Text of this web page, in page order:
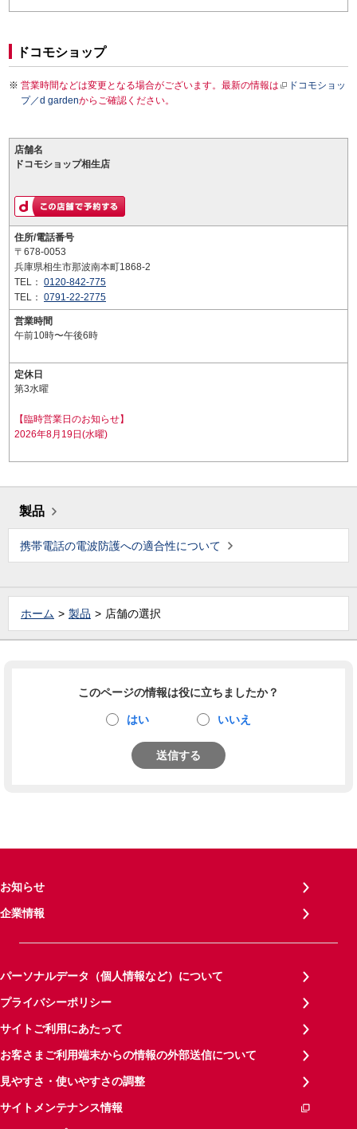
ドコモショップ
営業時間などは変更となる場合がございます。最新の情報は
ドコモショッ
プ／d gardenからご確認ください。
店舗名
ドコモショップ相生店
住所/電話番号
〒678-0053
兵庫県相生市那波南本町1868-2
TEL： 0120-842-775
TEL： 0791-22-2775
営業時間
午前10時〜午後6時
定休日
第3水曜
【臨時営業日のお知らせ】
2026年8月19日(水曜)
製品
携帯電話の電波防護への適合性について
ホーム 製品 店舗の選択
このページの情報は役に立ちましたか？
はい いいえ
送信する
お知らせ
企業情報
パーソナルデータ（個人情報など）について
プライバシーポリシー
サイトご利用にあたって
お客さまご利用端末からの情報の外部送信について
見やすさ・使いやすさの調整
サイトメンテナンス情報